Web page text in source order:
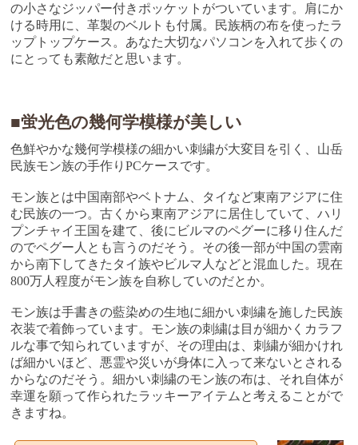
の小さなジッパー付きポッケットがついています。肩にか
ける時用に、革製のベルトも付属。民族柄の布を使ったラ
ップトップケース。あなた大切なパソコンを入れて歩くの
にとっても素敵だと思います。
■蛍光色の幾何学模様が美しい
色鮮やかな幾何学模様の細かい刺繍が大変目を引く、山岳
民族モン族の手作りPCケースです。
モン族とは中国南部やベトナム、タイなど東南アジアに住
む民族の一つ。古くから東南アジアに居住していて、ハリ
プンチャイ王国を建て、後にビルマのペグーに移り住んだ
のでペグー人とも言うのだそう。その後一部が中国の雲南
から南下してきたタイ族やビルマ人などと混血した。現在
800万人程度がモン族を自称していのだとか。
モン族は手書きの藍染めの生地に細かい刺繍を施した民族
衣装で着飾っています。モン族の刺繍は目が細かくカラフ
ルな事で知られていますが、その理由は、刺繍が細かけれ
ば細かいほど、悪霊や災いが身体に入って来ないとされる
からなのだそう。細かい刺繍のモン族の布は、それ自体が
幸運を願って作られたラッキーアイテムと考えることがで
きますね。